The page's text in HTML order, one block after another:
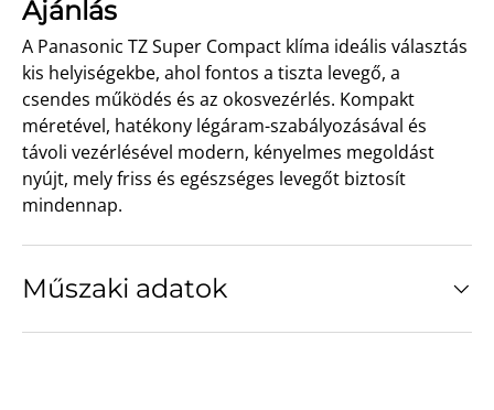
Ajánlás
A Panasonic TZ Super Compact klíma ideális választás
kis helyiségekbe, ahol fontos a tiszta levegő, a
csendes működés és az okosvezérlés. Kompakt
méretével, hatékony légáram-szabályozásával és
távoli vezérlésével modern, kényelmes megoldást
nyújt, mely friss és egészséges levegőt biztosít
mindennap.
Műszaki adatok